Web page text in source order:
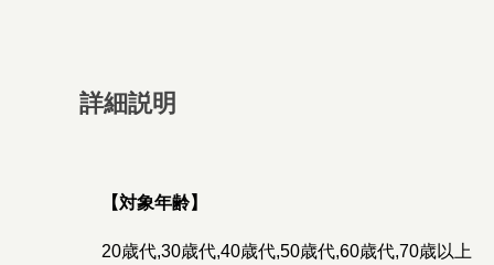
詳細説明
【対象年齢】
20歳代,30歳代,40歳代,50歳代,60歳代,70歳以上